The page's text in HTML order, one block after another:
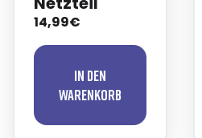
14,99€
In den
Warenkorb